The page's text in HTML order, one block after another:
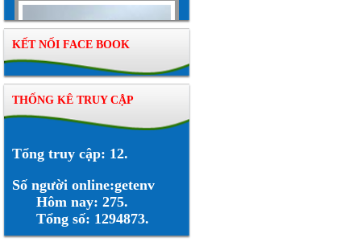
KẾT NỐI FACE BOOK
THỐNG KÊ TRUY CẬP
Tổng truy cập: 12.
Số người online:getenv
Hôm nay: 275.
Tổng số: 1294873.